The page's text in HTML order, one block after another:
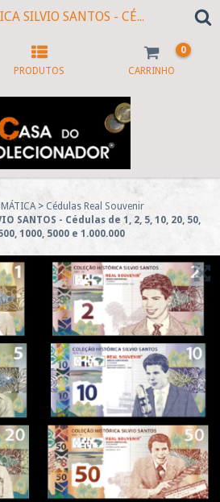
COLEÇÃO HISTÓRICA SILVIO SANTOS - CÉDULAS DE 1, 2, 5, 10, 20, 50, 100, 200, 500, 1000, 5000 E 1.000.000
PRODUTOS CARRINHO
0
> Cédulas Real Souvenir
SANTOS - Cédulas de 1, 2, 5, 10, 20, 50,
1000, 5000 e 1.000.000